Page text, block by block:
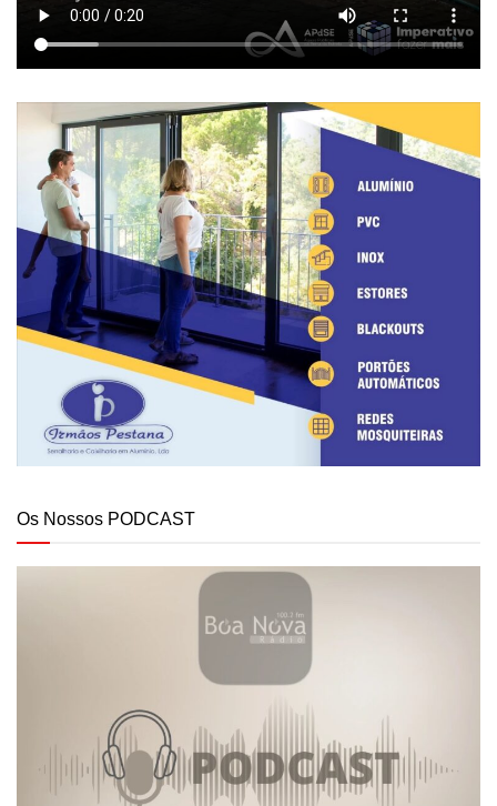
Os Nossos PODCAST